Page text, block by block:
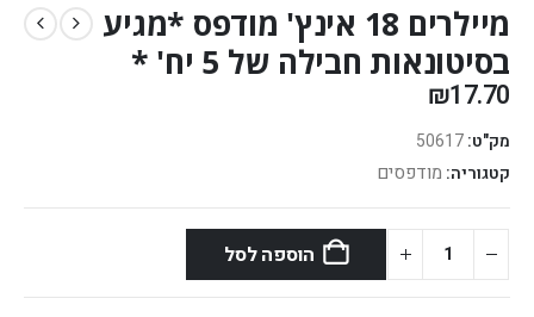
מיילרים 18 אינץ' מודפס *מגיע
בסיטונאות חבילה של 5 יח' *
₪17.70
מק"ט: 50617
קטגוריה: מודפסים
הוספה לסל